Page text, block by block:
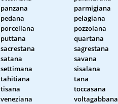
panzana
parmigiana
pedana
pelagiana
porcellana
pozzolana
puttana
quartana
sacrestana
sagrestana
satana
savana
settimana
sisalana
tahitiana
tana
tisana
toccasana
veneziana
voltagabbana